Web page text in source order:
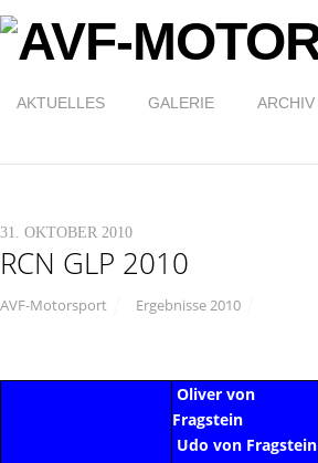
AKTUELLES GALERIE ARCHIV
31. OKTOBER 2010
RCN GLP 2010
AVF-Motorsport Ergebnisse 2010
Oliver von
Fragstein
Udo von Fragstein